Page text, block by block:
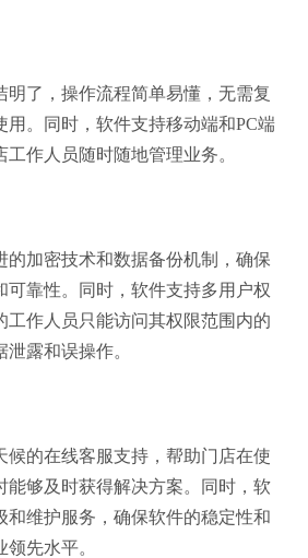
明了，操作流程简单易懂，无需复
用。同时，软件支持移动端和PC端
作人员随时随地管理业务。
的加密技术和数据备份机制，确保
可靠性。同时，软件支持多用户权
工作人员只能访问其权限范围内的
露和误操作。
候的在线客服支持，帮助门店在使
能够及时获得解决方案。同时，软
和维护服务，确保软件的稳定性和
先水平。